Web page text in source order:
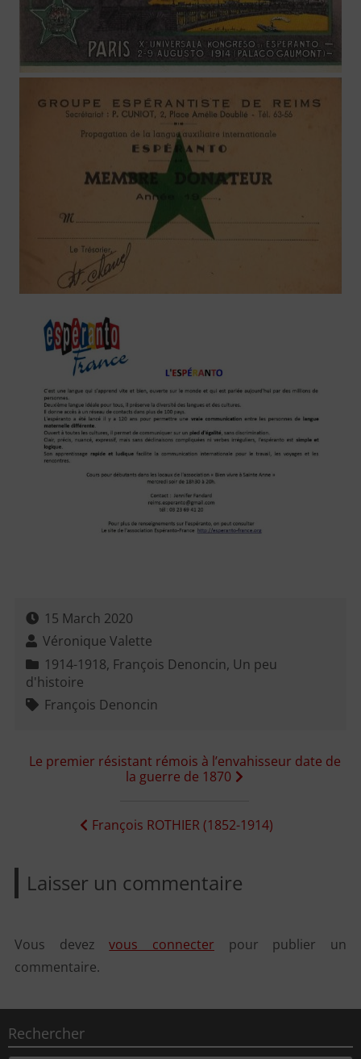
15 March 2020
Véronique Valette
1914-1918, François Denoncin, Un peu
d'histoire
François Denoncin
Navigation
l’article
Le premier résistant rémois à l’envahisseur date de
la guerre de 1870
François ROTHIER (1852-1914)
Laisser un commentaire
Vous devezvous connecter pour publier un
commentaire.
Rechercher